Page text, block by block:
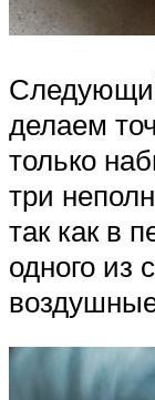
делаем
только
три
так как в
одного из